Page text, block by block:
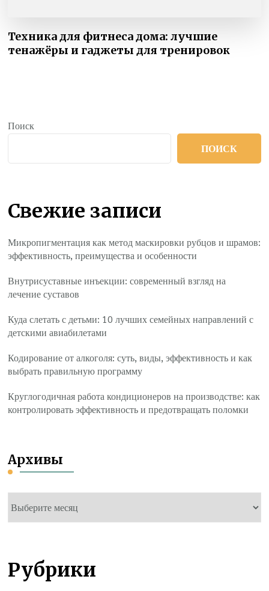
Техника для фитнеса дома: лучшие
тенажёры и гаджеты для тренировок
Поиск
ПОИСК
Свежие записи
Микропигментация как метод маскировки рубцов и шрамов:
эффективность, преимущества и особенности
Внутрисуставные инъекции: современный взгляд на
лечение суставов
Куда слетать с детьми: 10 лучших семейных направлений с
детскими авиабилетами
Кодирование от алкоголя: суть, виды, эффективность и как
выбрать правильную программу
Круглогодичная работа кондиционеров на производстве: как
контролировать эффективность и предотвращать поломки
Архивы
Рубрики